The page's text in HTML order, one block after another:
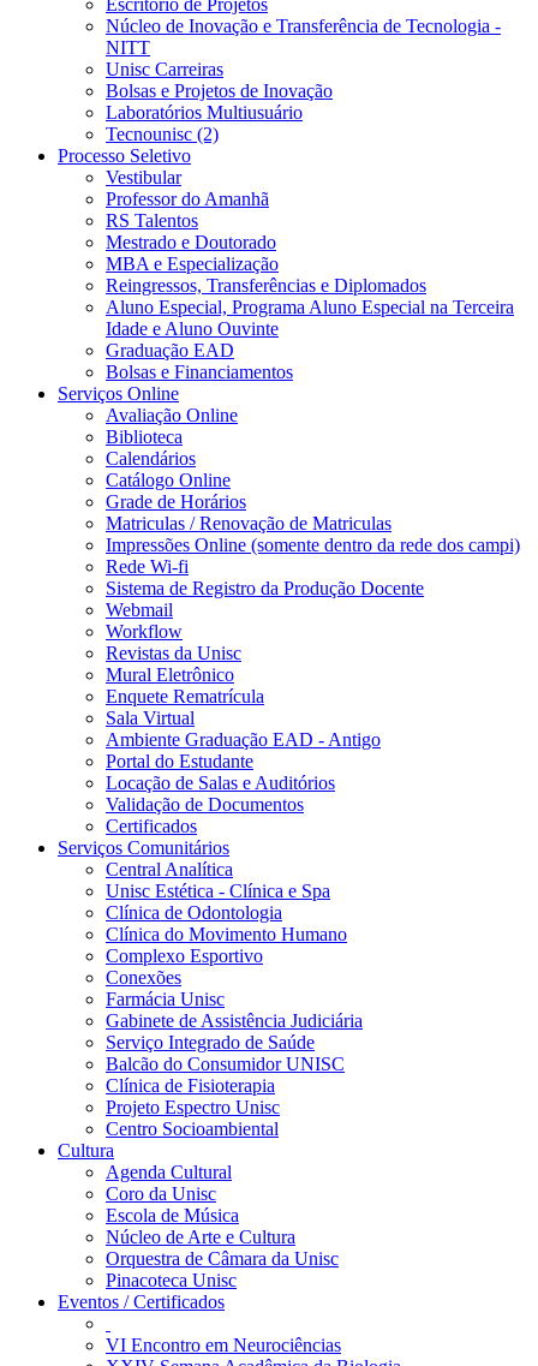
Núcleo de Inovação e Transferência de Tecnologia -
NITT
Unisc Carreiras
Bolsas e Projetos de Inovação
Laboratórios Multiusuário
Tecnounisc (2)
Processo Seletivo
Vestibular
Professor do Amanhã
RS Talentos
Mestrado e Doutorado
MBA e Especialização
Reingressos, Transferências e Diplomados
Aluno Especial, Programa Aluno Especial na Terceira
Idade e Aluno Ouvinte
Graduação EAD
Bolsas e Financiamentos
Serviços Online
Avaliação Online
Biblioteca
Calendários
Catálogo Online
Grade de Horários
Matriculas / Renovação de Matriculas
Impressões Online (somente dentro da rede dos campi)
Rede Wi-fi
Sistema de Registro da Produção Docente
Webmail
Workflow
Revistas da Unisc
Mural Eletrônico
Enquete Rematrícula
Sala Virtual
Ambiente Graduação EAD - Antigo
Portal do Estudante
Locação de Salas e Auditórios
Validação de Documentos
Certificados
Serviços Comunitários
Central Analítica
Unisc Estética - Clínica e Spa
Clínica de Odontologia
Clínica do Movimento Humano
Complexo Esportivo
Conexões
Farmácia Unisc
Gabinete de Assistência Judiciária
Serviço Integrado de Saúde
Balcão do Consumidor UNISC
Clínica de Fisioterapia
Projeto Espectro Unisc
Centro Socioambiental
Cultura
Agenda Cultural
Coro da Unisc
Escola de Música
Núcleo de Arte e Cultura
Orquestra de Câmara da Unisc
Pinacoteca Unisc
Eventos / Certificados
VI Encontro em Neurociências